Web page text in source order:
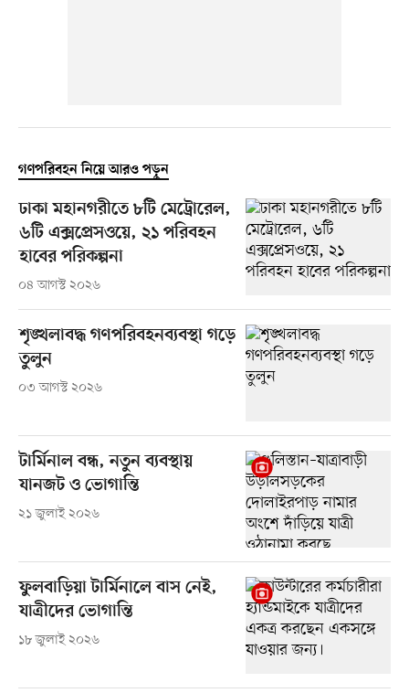
গণপরিবহন নিয়ে আরও পড়ুন
ঢাকা মহানগরীতে ৮টি মেট্রোরেল,
৬টি এক্সপ্রেসওয়ে, ২১ পরিবহন
হাবের পরিকল্পনা
০৪ আগস্ট ২০২৬
শৃঙ্খলাবদ্ধ গণপরিবহনব্যবস্থা গড়ে
তুলুন
০৩ আগস্ট ২০২৬
টার্মিনাল বন্ধ, নতুন ব্যবস্থায়
যানজট ও ভোগান্তি
২১ জুলাই ২০২৬
ফুলবাড়িয়া টার্মিনালে বাস নেই,
যাত্রীদের ভোগান্তি
১৮ জুলাই ২০২৬